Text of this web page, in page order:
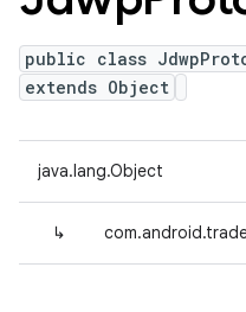
public class
extends Object
java.lang.Object
↳